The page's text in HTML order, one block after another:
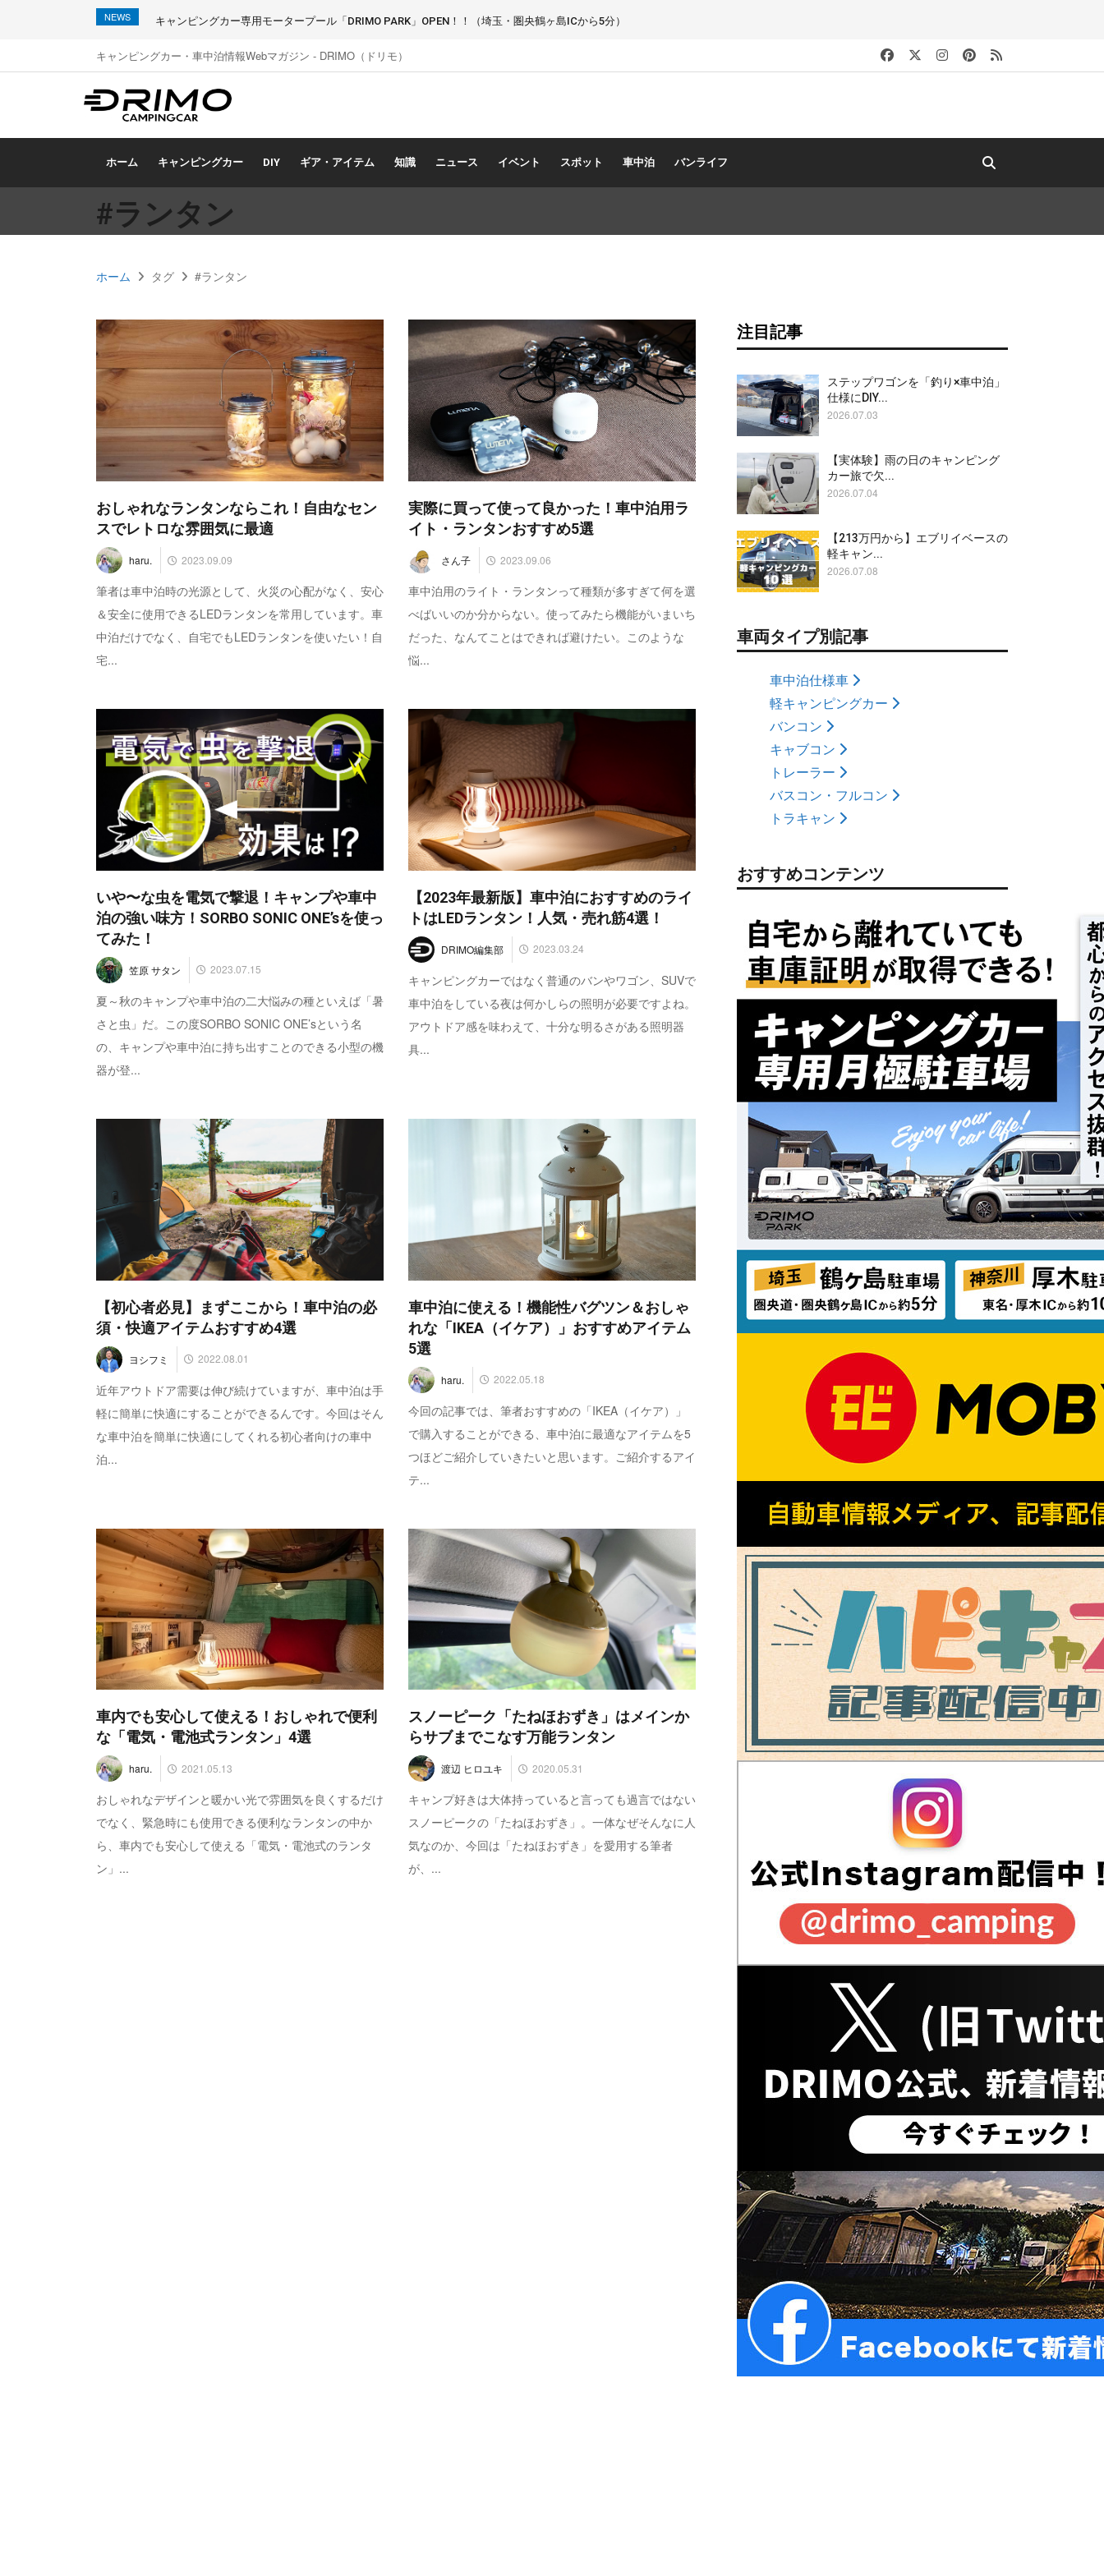
NEWS キャンピングカー専用モータープール「DRIMO PARK」OPEN！！（埼玉・圏央鶴ヶ島ICから5分）
キャンピングカー・車中泊情報Webマガジン - DRIMO（ドリモ）
ホーム キャンピングカー DIY ギア・アイテム 知識 ニュース イベント スポット 車中泊 バンライフ
#ランタン
ホーム タグ #ランタン
おしゃれなランタンならこれ！自由なセン
スでレトロな雰囲気に最適
haru. 2023.09.09
筆者は車中泊時の光源として、火災の心配がなく、安心
＆安全に使用できるLEDランタンを常用しています。車
中泊だけでなく、自宅でもLEDランタンを使いたい！自
宅...
実際に買って使って良かった！車中泊用ラ
イト・ランタンおすすめ5選
さん子 2023.09.06
車中泊用のライト・ランタンって種類が多すぎて何を選
べばいいのか分からない。使ってみたら機能がいまいち
だった、なんてことはできれば避けたい。このような
悩...
いや〜な虫を電気で撃退！キャンプや車中
泊の強い味方！SORBO SONIC ONE’sを使っ
てみた！
笠原 サタン 2023.07.15
夏～秋のキャンプや車中泊の二大悩みの種といえば「暑
さと虫」だ。この度SORBO SONIC ONE’sという名
の、キャンプや車中泊に持ち出すことのできる小型の機
器が登...
【2023年最新版】車中泊におすすめのライ
トはLEDランタン！人気・売れ筋4選！
DRIMO編集部 2023.03.24
キャンピングカーではなく普通のバンやワゴン、SUVで
車中泊をしている夜は何かしらの照明が必要ですよね。
アウトドア感を味わえて、十分な明るさがある照明器
具...
【初心者必見】まずここから！車中泊の必
須・快適アイテムおすすめ4選
ヨシフミ 2022.08.01
近年アウトドア需要は伸び続けていますが、車中泊は手
軽に簡単に快適にすることができるんです。今回はそん
な車中泊を簡単に快適にしてくれる初心者向けの車中
泊...
車中泊に使える！機能性バグツン＆おしゃ
れな「IKEA（イケア）」おすすめアイテム
5選
haru. 2022.05.18
今回の記事では、筆者おすすめの「IKEA（イケア）」
で購入することができる、車中泊に最適なアイテムを5
つほどご紹介していきたいと思います。ご紹介するアイ
テ...
車内でも安心して使える！おしゃれで便利
な「電気・電池式ランタン」4選
haru. 2021.05.13
おしゃれなデザインと暖かい光で雰囲気を良くするだけ
でなく、緊急時にも使用できる便利なランタンの中か
ら、車内でも安心して使える「電気・電池式のランタ
ン」...
スノーピーク「たねほおずき」はメインか
らサブまでこなす万能ランタン
渡辺 ヒロユキ 2020.05.31
キャンプ好きは大体持っていると言っても過言ではない
スノーピークの「たねほおずき」。一体なぜそんなに人
気なのか、今回は「たねほおずき」を愛用する筆者
が、...
注目記事
ステップワゴンを「釣り×車中泊」
仕様にDIY...
2026.07.03
【実体験】雨の日のキャンピング
カー旅で欠...
2026.07.04
【213万円から】エブリイベースの
軽キャン...
2026.07.08
車両タイプ別記事
車中泊仕様車
軽キャンピングカー
バンコン
キャブコン
トレーラー
バスコン・フルコン
トラキャン
おすすめコンテンツ